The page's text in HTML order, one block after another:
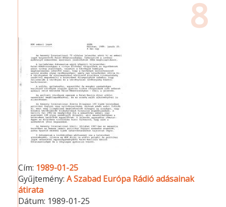
8
Cím: 1989-01-25
Gyűjtemény:A Szabad Európa Rádió adásainak
átirata
Dátum: 1989-01-25